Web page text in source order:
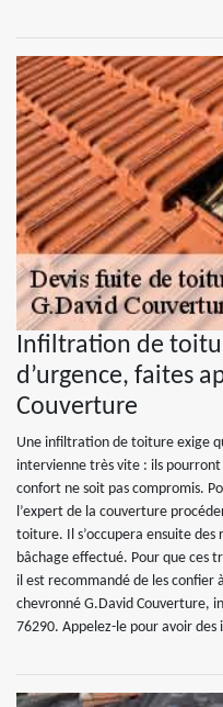
Infiltration de
d’urgence, faites
Couverture
Une infiltration de toiture exige
intervienne très vite : ils pourront
confort ne soit pas compromis.
l’expert de la couverture
toiture. Il s’occupera ensuite
bâchage effectué. Pour que ces
il est recommandé de les confier
chevronné G.David Couverture,
76290. Appelez-le pour avoir